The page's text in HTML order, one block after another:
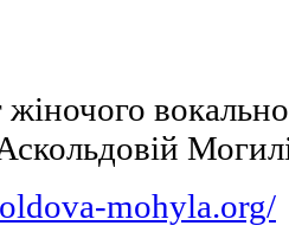
жіночого
mohyla.org/